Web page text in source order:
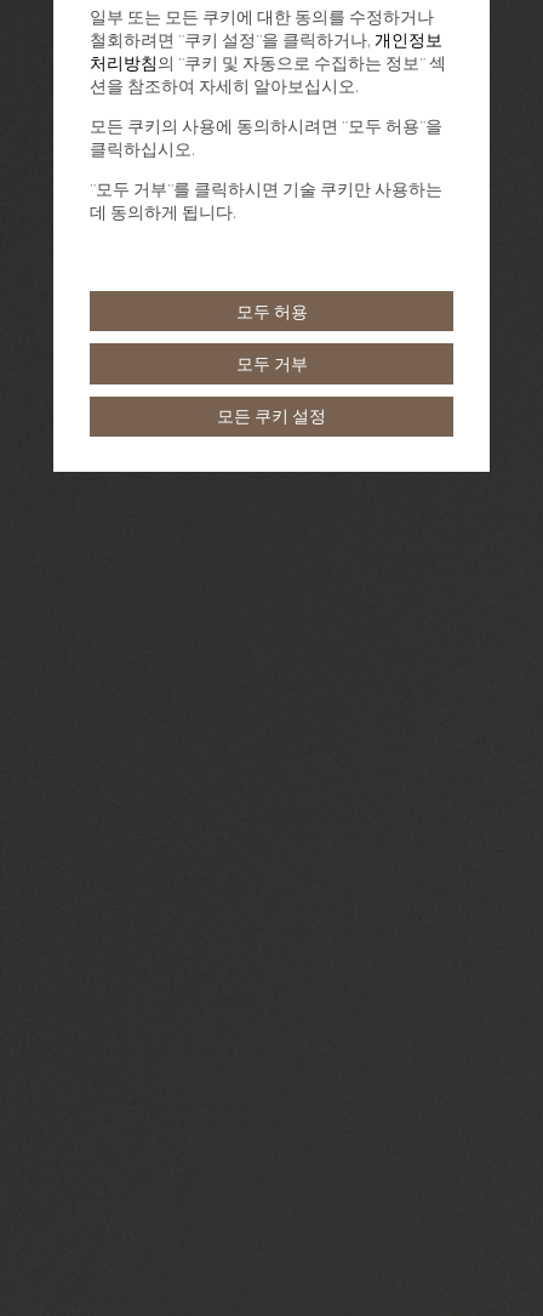
일부 또는 모든 쿠키에 대한 동의를 수정하거나
철회하려면 "쿠키 설정"을 클릭하거나, 개인정보
처리방침의 "쿠키 및 자동으로 수집하는 정보" 섹
션을 참조하여 자세히 알아보십시오.
모든 쿠키의 사용에 동의하시려면 "모두 허용"을
클릭하십시오.
"모두 거부"를 클릭하시면 기술 쿠키만 사용하는
데 동의하게 됩니다.
모두 허용
모두 거부
모든 쿠키 설정